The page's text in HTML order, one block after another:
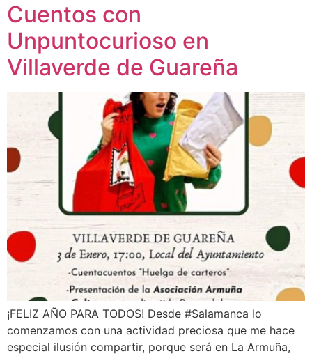
Cuentos con
Unpuntocurioso en
Villaverde de Guareña
¡FELIZ AÑO PARA TODOS! Desde #Salamanca lo
comenzamos con una actividad preciosa que me hace
especial ilusión compartir, porque será en La Armuña,